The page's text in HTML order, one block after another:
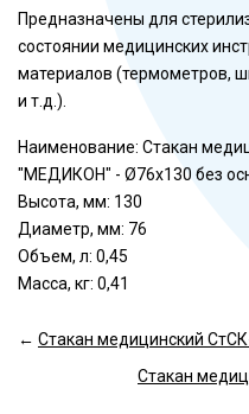
Предназначены для
состоянии медицинских
материалов (термометров,
и т.д.).
Наименование: Стакан
"МЕДИКОН" - Ø76х130 без
Высота, мм: 130
Диаметр, мм: 76
Объем, л: 0,45
Масса, кг: 0,41
← Стакан медицинский
Стакан